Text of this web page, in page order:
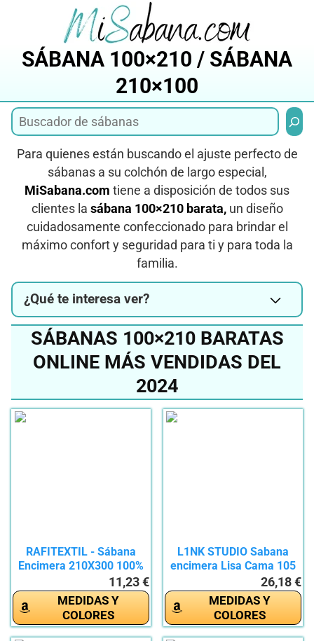
SÁBANA 100×210 / SÁBANA
210×100
Para quienes están buscando el ajuste perfecto de
sábanas a su colchón de largo especial,
MiSabana.com tiene a disposición de todos sus
clientes la sábana 100×210 barata, un diseño
cuidadosamente confeccionado para brindar el
máximo confort y seguridad para ti y para toda la
familia.
¿Qué te interesa ver?
SÁBANAS 100×210 BARATAS
ONLINE MÁS VENDIDAS DEL
2024
RAFITEXTIL - Sábana
Encimera 210X300 100%
11,23 €
MEDIDAS Y
COLORES
L1NK STUDIO Sabana
encimera Lisa Cama 105
26,18 €
MEDIDAS Y
COLORES